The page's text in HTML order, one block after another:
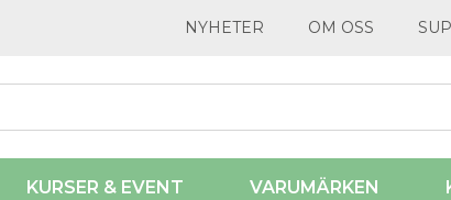
NYHETER OM OSS
KURSER & EVENT VARUMÄRKEN